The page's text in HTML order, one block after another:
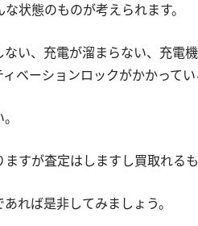
状態のものが考えられます。
い、充電が溜まらない、充電
ベーションロックがかかってい
すが査定はしますし買取れる
れば是非してみましょう。